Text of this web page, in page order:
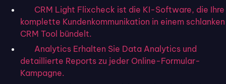
CRM Light Flixcheck ist die KI-Software, die Ihre
komplette Kundenkommunikation in einem schlanken
CRM Tool bündelt.
Analytics Erhalten Sie Data Analytics und
detaillierte Reports zu jeder Online-Formular-
Kampagne.
Jetzt beraten lassen